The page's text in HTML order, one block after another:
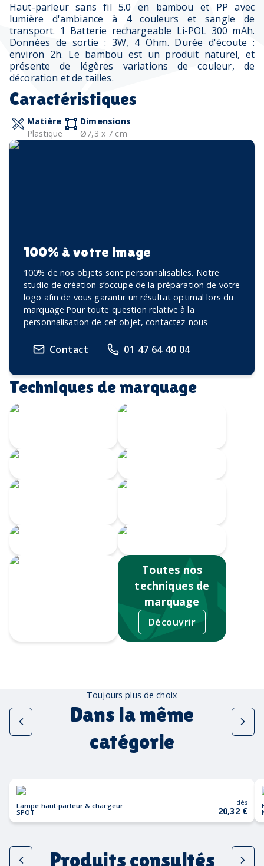
Haut-parleur sans fil 5.0 en bambou et PP avec
lumière d'ambiance à 4 couleurs et sangle de
transport. 1 Batterie rechargeable Li-POL 300 mAh.
Données de sortie : 3W, 4 Ohm. Durée d'écoute :
environ 2h. Le bambou est un produit naturel, et
présente de légères variations de couleur, de
décoration et de tailles.
Caractéristiques
Matière
Plastique
Dimensions
Ø7,3 x 7 cm
100% à votre image
100% de nos objets sont personnalisables. Notre
studio de création s’occupe de la préparation de votre
logo afin de vous garantir un résultat optimal lors du
marquage.Pour toute question relative à la
personnalisation de cet objet, contactez-nous
Contact 01 47 64 40 04
Techniques de marquage
Toutes nos
techniques de
marquage
Découvrir
Toujours plus de choix
Dans la même
catégorie
Lampe haut-parleur & chargeur
SPOT
dès
20,32 €
Produits consultés